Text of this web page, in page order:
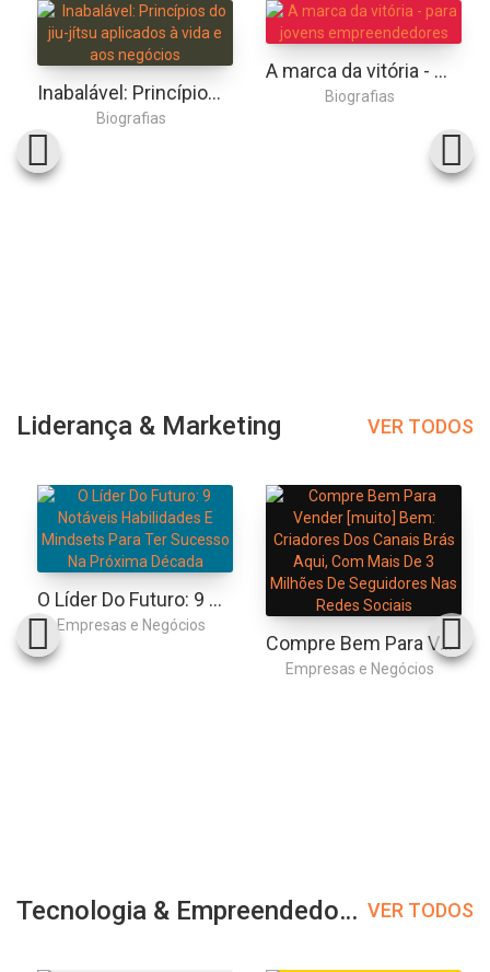
Inabalável: Princípios do jiu-jítsu aplicados à vida e aos negócios
Biografias
A marca da vitória - para jovens empreendedores
Biografias
Liderança & Marketing VER TODOS
O Líder Do Futuro: 9 Notáveis Habilidades E Mindsets Para Ter Sucesso Na Próxima Década
Empresas e Negócios
Compre Bem Para Vender [muito] Bem: Criadores Dos Canais Brás Aqui, Com Mais De 3 Milhões De Seguidores Nas Redes Sociais
Empresas e Negócios
Tecnologia & Empreendedorismo VER TODOS